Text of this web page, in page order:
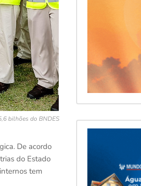
bilhões do BNDES
De acordo
do Estado
tem